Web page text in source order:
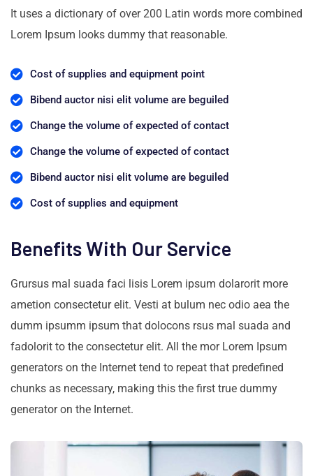
It uses a dictionary of over 200 Latin words more combined
Lorem Ipsum looks dummy that reasonable.
Cost of supplies and equipment point
Bibend auctor nisi elit volume are beguiled
Change the volume of expected of contact
Change the volume of expected of contact
Bibend auctor nisi elit volume are beguiled
Cost of supplies and equipment
Benefits With Our Service
Grursus mal suada faci lisis Lorem ipsum dolarorit more
ametion consectetur elit. Vesti at bulum nec odio aea the
dumm ipsumm ipsum that dolocons rsus mal suada and
fadolorit to the consectetur elit. All the mor Lorem Ipsum
generators on the Internet tend to repeat that predefined
chunks as necessary, making this the first true dummy
generator on the Internet.